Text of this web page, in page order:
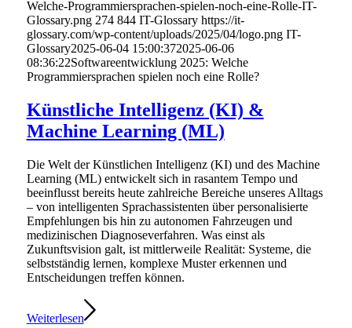
Welche-Programmiersprachen-spielen-noch-eine-Rolle-IT-
Glossary.png 274 844 IT-Glossary https://it-
glossary.com/wp-content/uploads/2025/04/logo.png IT-
Glossary2025-06-04 15:00:372025-06-06
08:36:22Softwareentwicklung 2025: Welche
Programmiersprachen spielen noch eine Rolle?
Künstliche Intelligenz (KI) &
Machine Learning (ML)
Die Welt der Künstlichen Intelligenz (KI) und des Machine
Learning (ML) entwickelt sich in rasantem Tempo und
beeinflusst bereits heute zahlreiche Bereiche unseres Alltags
– von intelligenten Sprachassistenten über personalisierte
Empfehlungen bis hin zu autonomen Fahrzeugen und
medizinischen Diagnoseverfahren. Was einst als
Zukunftsvision galt, ist mittlerweile Realität: Systeme, die
selbstständig lernen, komplexe Muster erkennen und
Entscheidungen treffen können.
Weiterlesen